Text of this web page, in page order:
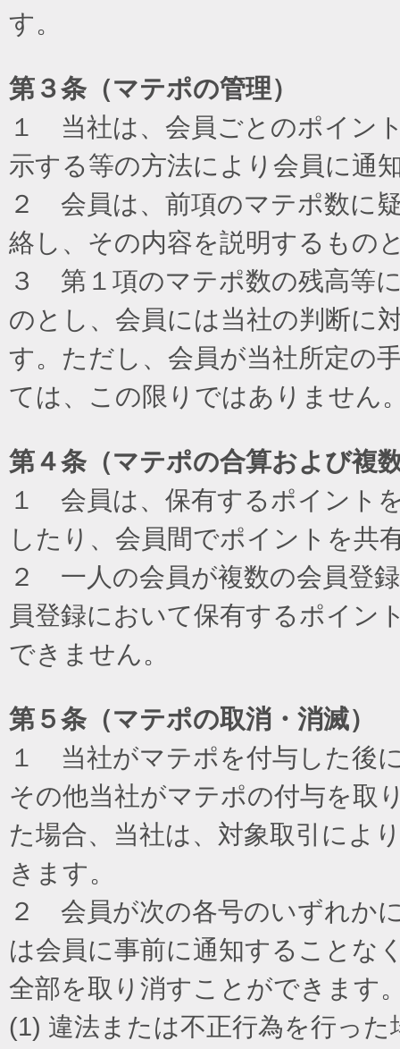
す。
第３条（マテポの管理）
１ 当社は、会員ごとのポイン
示する等の方法により会員に通
２ 会員は、前項のマテポ数に
絡し、その内容を説明するもの
３ 第１項のマテポ数の残高等
のとし、会員には当社の判断に
す。ただし、会員が当社所定の
ては、この限りではありません
第４条（マテポの合算および複
１ 会員は、保有するポイント
したり、会員間でポイントを共
２ 一人の会員が複数の会員登
員登録において保有するポイン
できません。
第５条（マテポの取消・消滅）
１ 当社がマテポを付与した後
その他当社がマテポの付与を取
た場合、当社は、対象取引によ
きます。
２ 会員が次の各号のいずれか
は会員に事前に通知することな
全部を取り消すことができます
(1) 違法または不正行為を行った